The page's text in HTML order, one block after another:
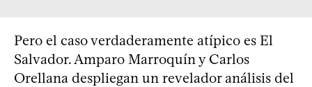
Pero el caso verdaderamente atípico es El
Salvador. Amparo Marroquín y Carlos
Orellana despliegan un revelador análisis del